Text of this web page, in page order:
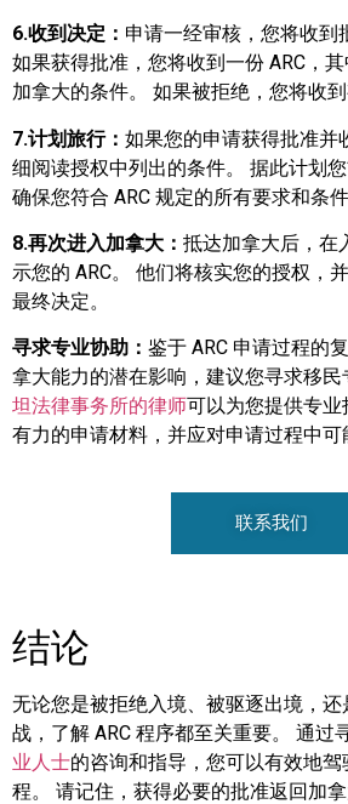
6.收到决定： 申请一经审核，您将收到
如果获得批准，您将收到一份 ARC，
加拿大的条件。 如果被拒绝，您将收到
7.计划旅行： 如果您的申请获得批准并
细阅读授权中列出的条件。 据此计划
确保您符合 ARC 规定的所有要求和条件
8.再次进入加拿大： 抵达加拿大后，在
示您的 ARC。 他们将核实您的授权，
最终决定。
寻求专业协助： 鉴于 ARC 申请过程的
拿大能力的潜在影响，建议您寻求移民
坦法律事务所的律师可以为您提供专
有力的申请材料，并应对申请过程中可
联系我们
结论
无论您是被拒绝入境、被驱逐出境，
战，了解 ARC 程序都至关重要。 通过
业人士的咨询和指导，您可以有效地驾
程。 请记住，获得必要的批准返回加